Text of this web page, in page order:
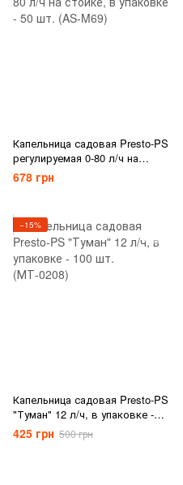
Капельница садовая Presto-PS
регулируемая 0-80 л/ч на
стойке, в упаковке - 50 шт.
(AS-M69)
678 грн
−15%
Капельница садовая Presto-PS
"Туман" 12 л/ч, в упаковке -
100 шт. (МТ-0208)
425 грн 500 грн